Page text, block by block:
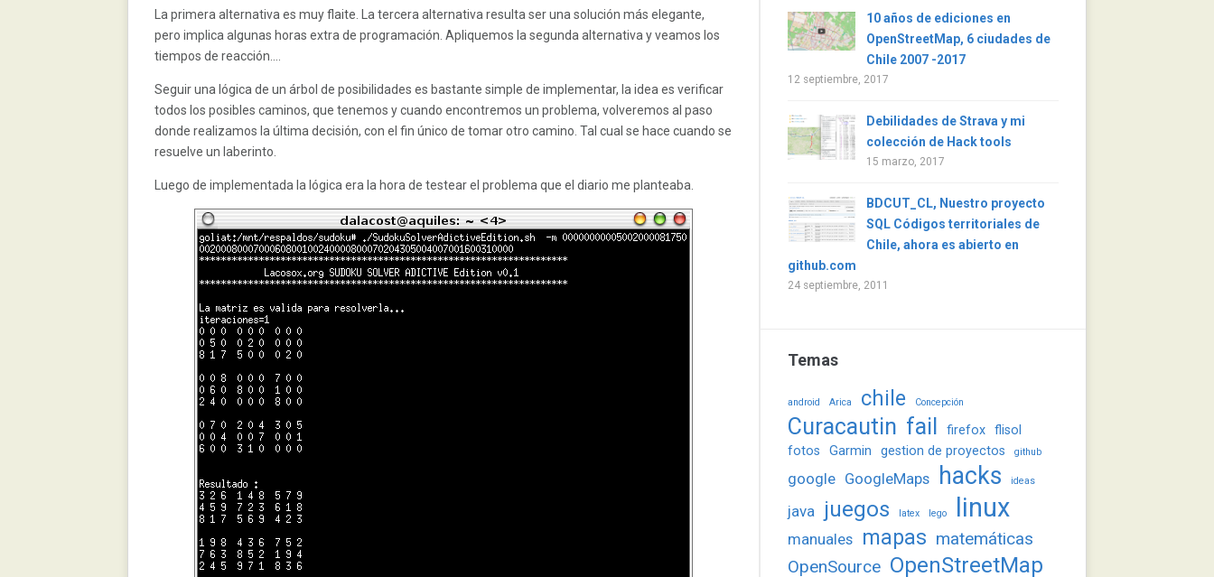
La primera alternativa es muy flaite. La tercera alternativa resulta ser una solución más elegante,
pero implica algunas horas extra de programación. Apliquemos la segunda alternativa y veamos los
tiempos de reacción….
Seguir una lógica de un árbol de posibilidades es bastante simple de implementar, la idea es verificar
todos los posibles caminos, que tenemos y cuando encontremos un problema, volveremos al paso
donde realizamos la última decisión, con el fin único de tomar otro camino. Tal cual se hace cuando se
resuelve un laberinto.
Luego de implementada la lógica era la hora de testear el problema que el diario me planteaba.
10 años de ediciones en
OpenStreetMap, 6 ciudades de
Chile 2007 -2017
12 septiembre, 2017
Debilidades de Strava y mi
colección de Hack tools
15 marzo, 2017
BDCUT_CL, Nuestro proyecto
SQL Códigos territoriales de
Chile, ahora es abierto en
github.com
24 septiembre, 2011
Temas
android Arica chile Concepción
Curacautin fail firefox flisol
fotos
Garmin gestion de proyectos github
google GoogleMaps hacks ideas
java juegos latex lego linux
manuales mapas matemáticas
OpenSource OpenStreetMap